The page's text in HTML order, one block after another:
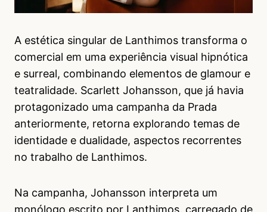
A estética singular de Lanthimos transforma o
comercial em uma experiência visual hipnótica
e surreal, combinando elementos de glamour e
teatralidade. Scarlett Johansson, que já havia
protagonizado uma campanha da Prada
anteriormente, retorna explorando temas de
identidade e dualidade, aspectos recorrentes
no trabalho de Lanthimos.
Na campanha, Johansson interpreta um
monólogo escrito por Lanthimos, carregado de